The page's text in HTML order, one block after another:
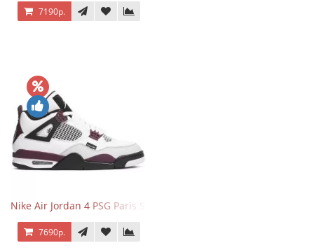
7190р.
Nike Air Jordan 4 PSG Paris Saint Germain
7690р.